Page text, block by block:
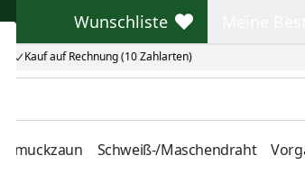
Kauf auf Rechnung (10 Zahlarten)
Wunschliste
Wunschliste
Schmuckzaun Schweiß-/Maschendraht